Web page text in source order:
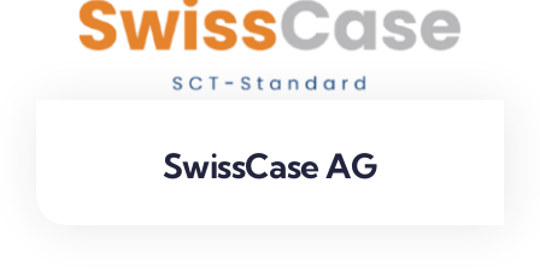
SwissCase AG